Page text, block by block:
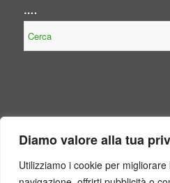
Diamo valore alla tua
Utilizziamo i cookie per
….
NOTE LEGALI
Contenuto non presente perché non